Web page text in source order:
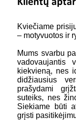
Kviečiame
– motyvuotos ir
Mums svarbu
vadovaujantis
kiekvieną, nes
didžiausius
prašydami
suteiks, nes
Siekiame būti
grįsti